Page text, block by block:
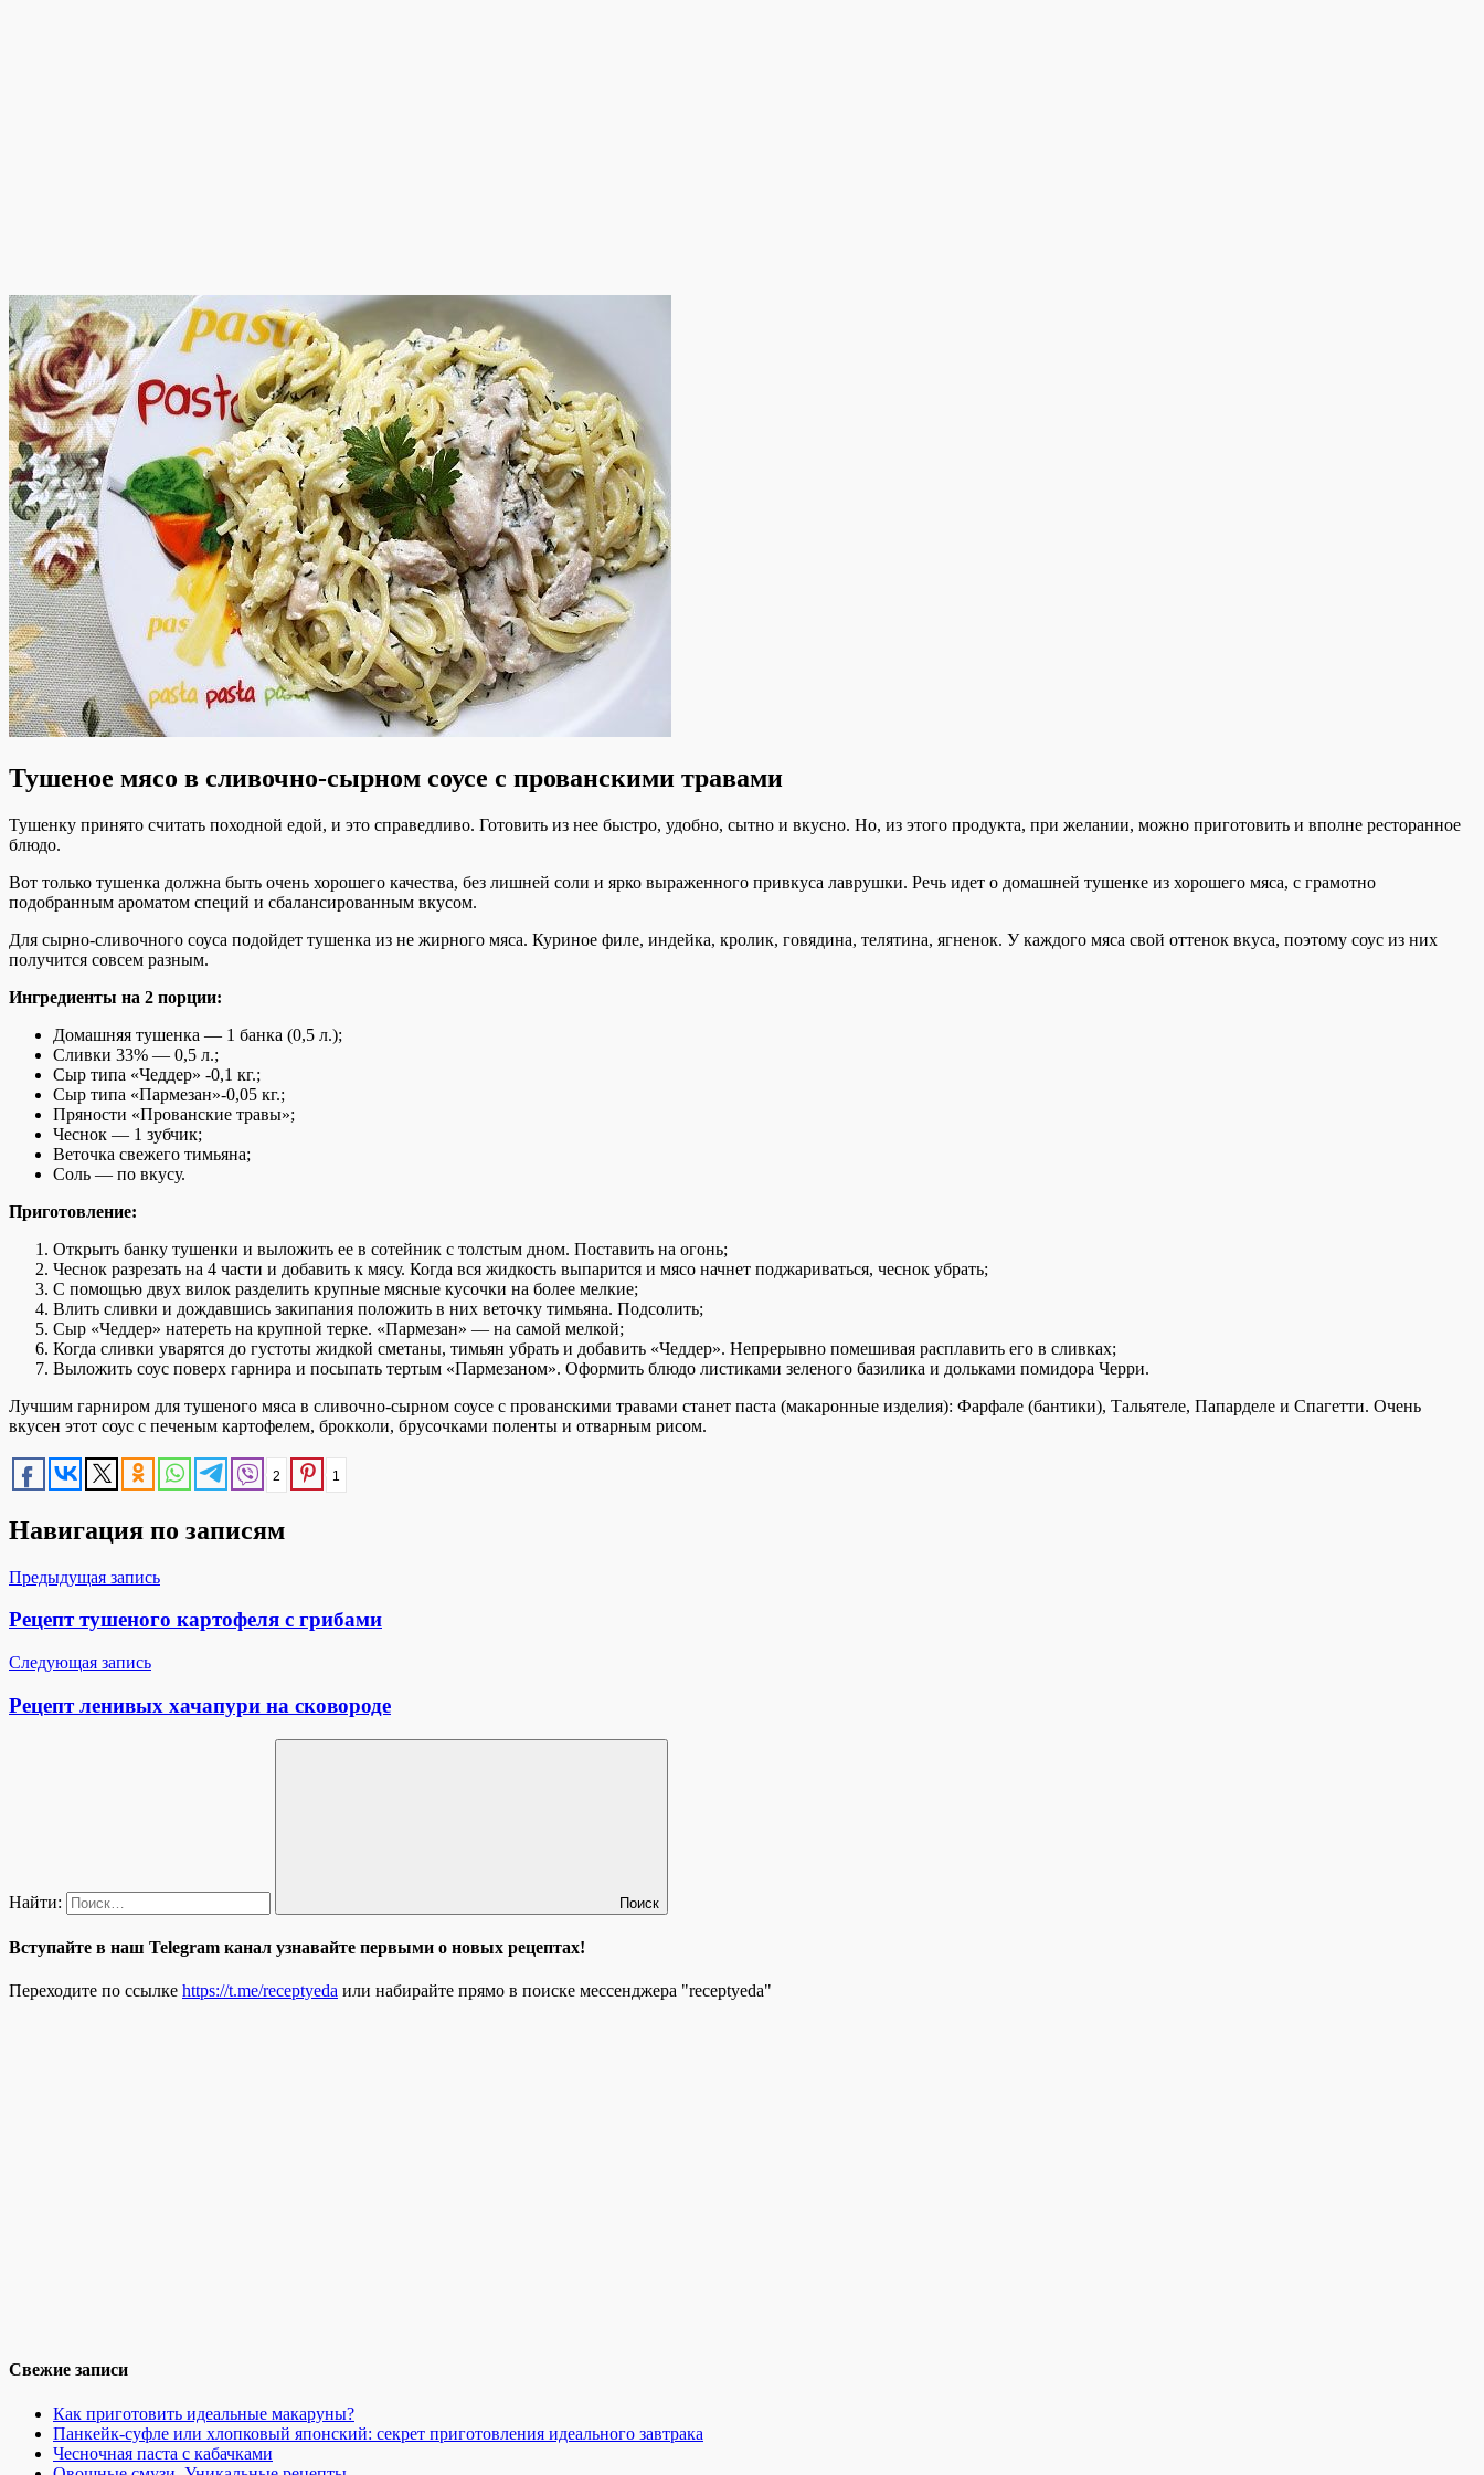
Тушеное мясо в сливочно-сырном соусе с прованскими травами
Тушенку принято считать походной едой, и это справедливо. Готовить из нее быстро, удобно, сытно и вкусно. Но, из этого продукта, при желании, можно приготовить и вполне ресторанное
блюдо.
Вот только тушенка должна быть очень хорошего качества, без лишней соли и ярко выраженного привкуса лаврушки. Речь идет о домашней тушенке из хорошего мяса, с грамотно
подобранным ароматом специй и сбалансированным вкусом.
Для сырно-сливочного соуса подойдет тушенка из не жирного мяса. Куриное филе, индейка, кролик, говядина, телятина, ягненок. У каждого мяса свой оттенок вкуса, поэтому соус из них
получится совсем разным.
Ингредиенты на 2 порции:
Домашняя тушенка — 1 банка (0,5 л.);
Сливки 33% — 0,5 л.;
Сыр типа «Чеддер» -0,1 кг.;
Сыр типа «Пармезан»-0,05 кг.;
Пряности «Прованские травы»;
Чеснок — 1 зубчик;
Веточка свежего тимьяна;
Соль — по вкусу.
Приготовление:
Открыть банку тушенки и выложить ее в сотейник с толстым дном. Поставить на огонь;
Чеснок разрезать на 4 части и добавить к мясу. Когда вся жидкость выпарится и мясо начнет поджариваться, чеснок убрать;
С помощью двух вилок разделить крупные мясные кусочки на более мелкие;
Влить сливки и дождавшись закипания положить в них веточку тимьяна. Подсолить;
Сыр «Чеддер» натереть на крупной терке. «Пармезан» — на самой мелкой;
Когда сливки уварятся до густоты жидкой сметаны, тимьян убрать и добавить «Чеддер». Непрерывно помешивая расплавить его в сливках;
Выложить соус поверх гарнира и посыпать тертым «Пармезаном». Оформить блюдо листиками зеленого базилика и дольками помидора Черри.
Лучшим гарниром для тушеного мяса в сливочно-сырном соусе с прованскими травами станет паста (макаронные изделия): Фарфале (бантики), Тальятеле, Папарделе и Спагетти. Очень
вкусен этот соус с печеным картофелем, брокколи, брусочками поленты и отварным рисом.
2 1
Навигация по записям
Предыдущая запись
Рецепт тушеного картофеля с грибами
Следующая запись
Рецепт ленивых хачапури на сковороде
Найти: Поиск
Вступайте в наш Telegram канал узнавайте первыми о новых рецептах!
Переходите по ссылке https://t.me/receptyeda или набирайте прямо в поиске мессенджера "receptyeda"
Свежие записи
Как приготовить идеальные макаруны?
Панкейк-суфле или хлопковый японский: секрет приготовления идеального завтрака
Чесночная паста с кабачками